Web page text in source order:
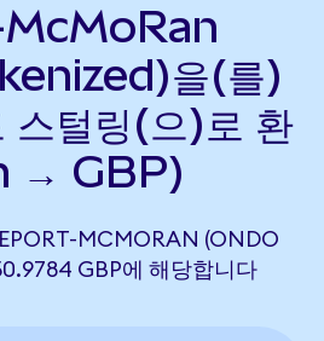
을(를)
스털링(으)로 환
→ GBP)
MCMORAN (ONDO
GBP에 해당합니다